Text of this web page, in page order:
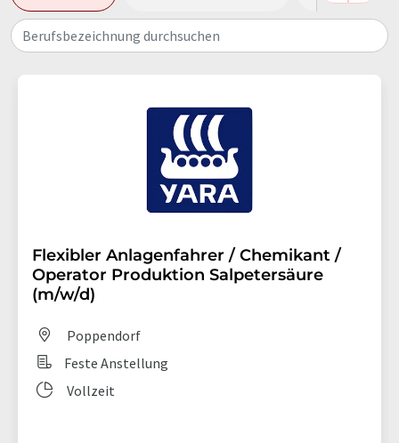
Berufsbezeichnung durchsuchen
Flexibler Anlagenfahrer / Chemikant /
Operator Produktion Salpetersäure
(m/w/d)
Poppendorf
Feste Anstellung
Vollzeit